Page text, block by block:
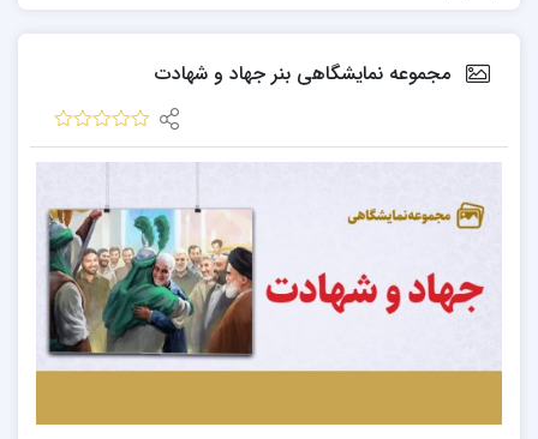
مجموعه نمایشگاهی بنر جهاد و شهادت